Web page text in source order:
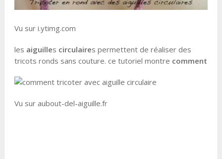
Vu sur i.ytimg.com
les aiguilles circulaires permettent de réaliser des
tricots ronds sans couture. ce tutoriel montre comment
Vu sur aubout-del-aiguille.fr